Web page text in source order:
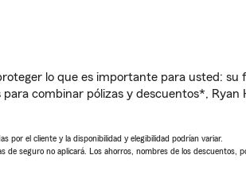
lo que es importante para usted: su
combinar pólizas y descuentos*, Ryan
por el cliente y la disponibilidad y elegibilidad podrían variar.
seguro no aplicará. Los ahorros, nombres de los descuentos,